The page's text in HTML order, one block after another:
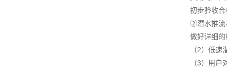
初步验收
②潜水推流
做好详细
（2）低
（3）用